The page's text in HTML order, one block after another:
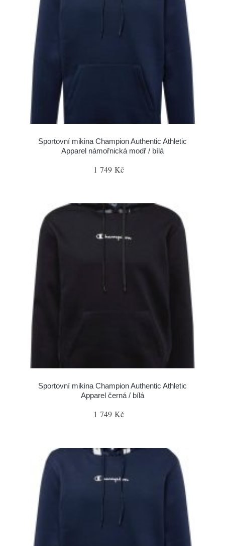
Sportovní mikina Champion Authentic Athletic
Apparel námořnická modř / bílá
1 749 Kč
Sportovní mikina Champion Authentic Athletic
Apparel černá / bílá
1 749 Kč